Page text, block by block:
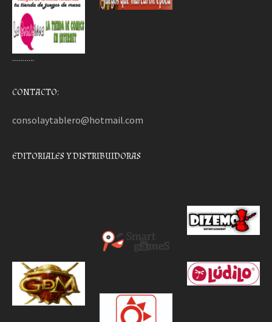
………..
CONTACTO:
consolaytablero@hotmail.com
EDITORIALES Y DISTRIBUIDORAS